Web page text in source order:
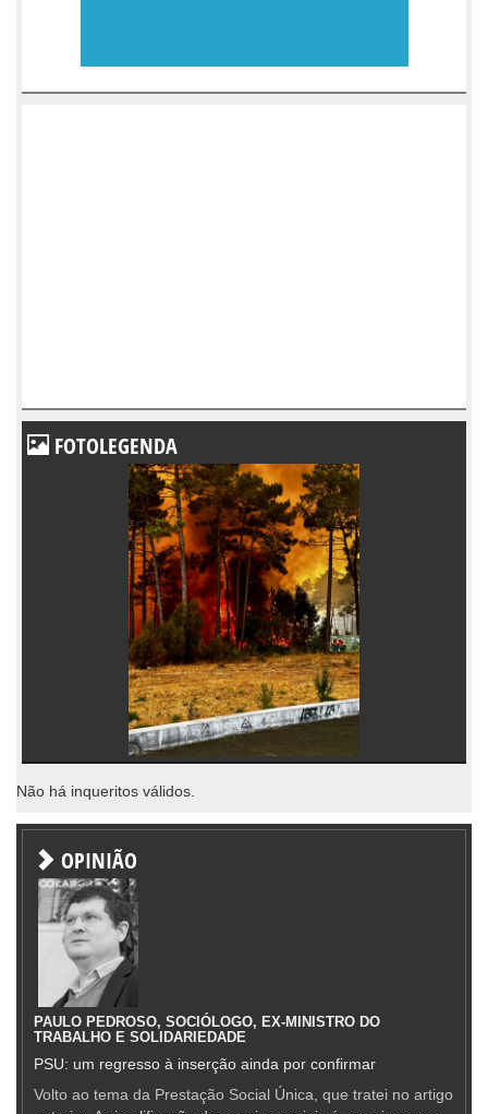
FOTOLEGENDA
Não há inqueritos válidos.
OPINIÃO
PAULO PEDROSO, SOCIÓLOGO, EX-MINISTRO DO
TRABALHO E SOLIDARIEDADE
PSU: um regresso à inserção ainda por confirmar
Volto ao tema da Prestação Social Única, que tratei no artigo